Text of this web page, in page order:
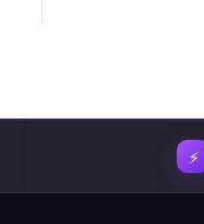
⚡